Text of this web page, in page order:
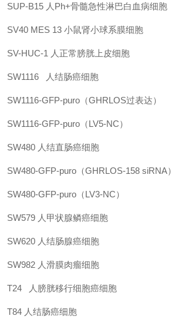
SUP-B15 人Ph+骨髓急性淋巴白血病细胞
SV40 MES 13 小鼠肾小球系膜细胞
SV-HUC-1 人正常膀胱上皮细胞
SW1116 人结肠癌细胞
SW1116-GFP-puro（GHRLOS过表达）
SW1116-GFP-puro（LV5-NC）
SW480 人结直肠癌细胞
SW480-GFP-puro（GHRLOS-158 siRNA）
SW480-GFP-puro（LV3-NC）
SW579 人甲状腺鳞癌细胞
SW620 人结肠腺癌细胞
SW982 人滑膜肉瘤细胞
T24 人膀胱移行细胞癌细胞
T84 人结肠癌细胞